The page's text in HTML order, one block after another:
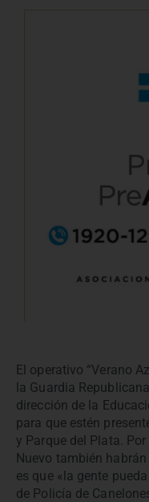
El operativo “Verano
la Guardia
dirección de la
para que estén
y Parque del Plata.
Nuevo también
es que «la gente
de Policía de